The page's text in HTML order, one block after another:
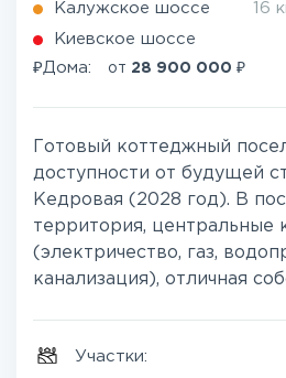
Калужское шоссе 16
Киевское шоссе
₽Дома: от 28 900 000 ₽
Готовый коттеджный
доступности от будущей
Кедровая (2028 год). В
территория, центральные
(электричество, газ,
канализация), отличная
Участки: